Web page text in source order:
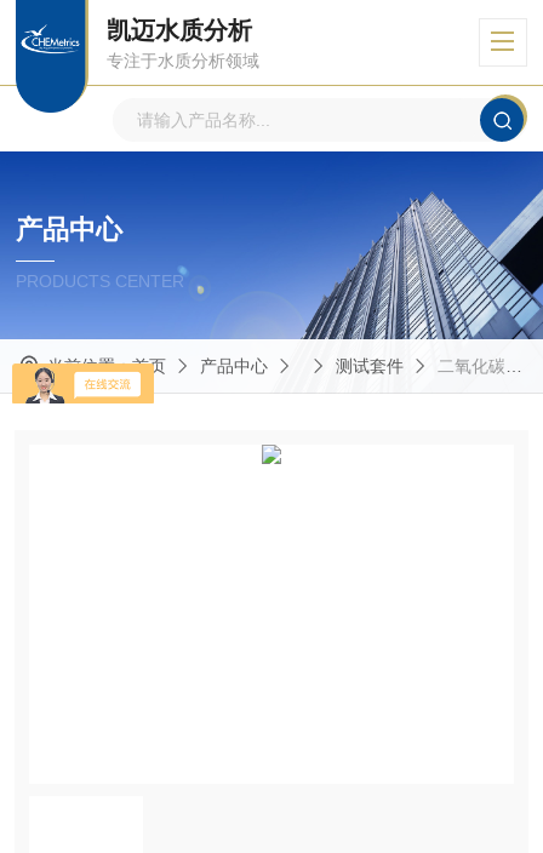
凯迈水质分析
专注于水质分析领域
产品中心
PRODUCTS CENTER
当前位置：首页 产品中心 测试套件 二氧化碳（溶解）测试试剂盒